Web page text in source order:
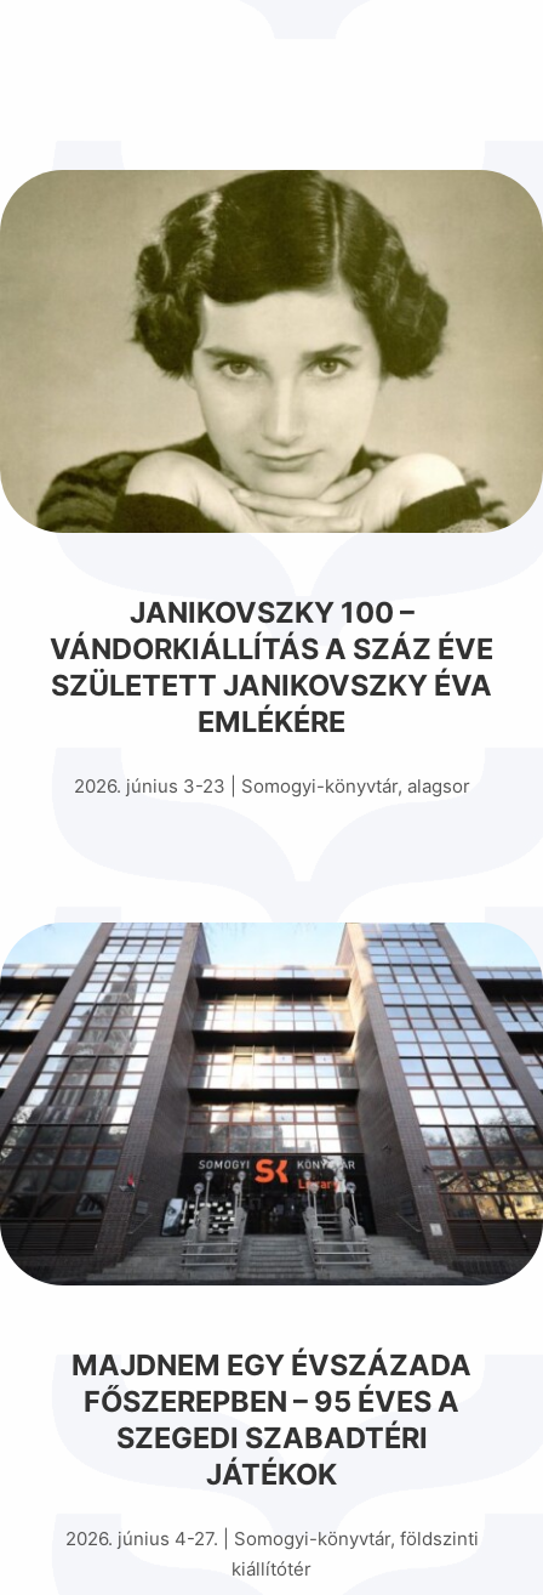
JANIKOVSZKY 100 –
VÁNDORKIÁLLÍTÁS A SZÁZ ÉVE
SZÜLETETT JANIKOVSZKY ÉVA
EMLÉKÉRE
2026. június 3-23 | Somogyi-könyvtár, alagsor
MAJDNEM EGY ÉVSZÁZADA
FŐSZEREPBEN – 95 ÉVES A
SZEGEDI SZABADTÉRI
JÁTÉKOK
2026. június 4-27. | Somogyi-könyvtár, földszinti
kiállítótér